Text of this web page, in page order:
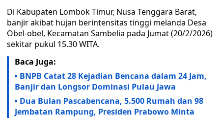
Di Kabupaten Lombok Timur, Nusa Tenggara Barat,
banjir akibat hujan berintensitas tinggi melanda Desa
Obel-obel, Kecamatan Sambelia pada Jumat (20/2/2026)
sekitar pukul 15.30 WITA.
Baca Juga:
BNPB Catat 28 Kejadian Bencana dalam 24 Jam,
Banjir dan Longsor Dominasi Pulau Jawa
Dua Bulan Pascabencana, 5.500 Rumah dan 98
Jembatan Rampung, Presiden Prabowo Minta